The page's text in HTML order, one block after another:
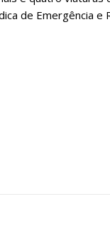
Edição em papel
de Emergência e